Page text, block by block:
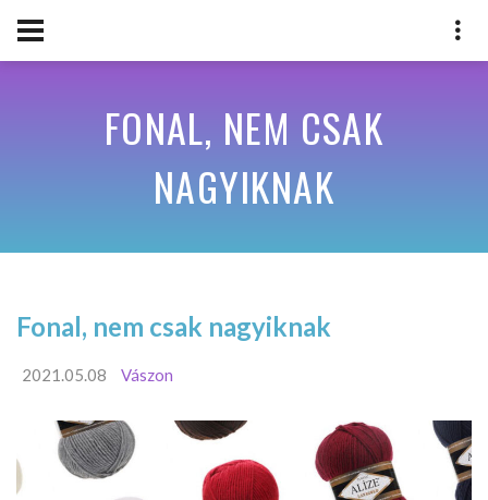
FONAL, NEM CSAK
NAGYIKNAK
Fonal, nem csak nagyiknak
2021.05.08 Vászon